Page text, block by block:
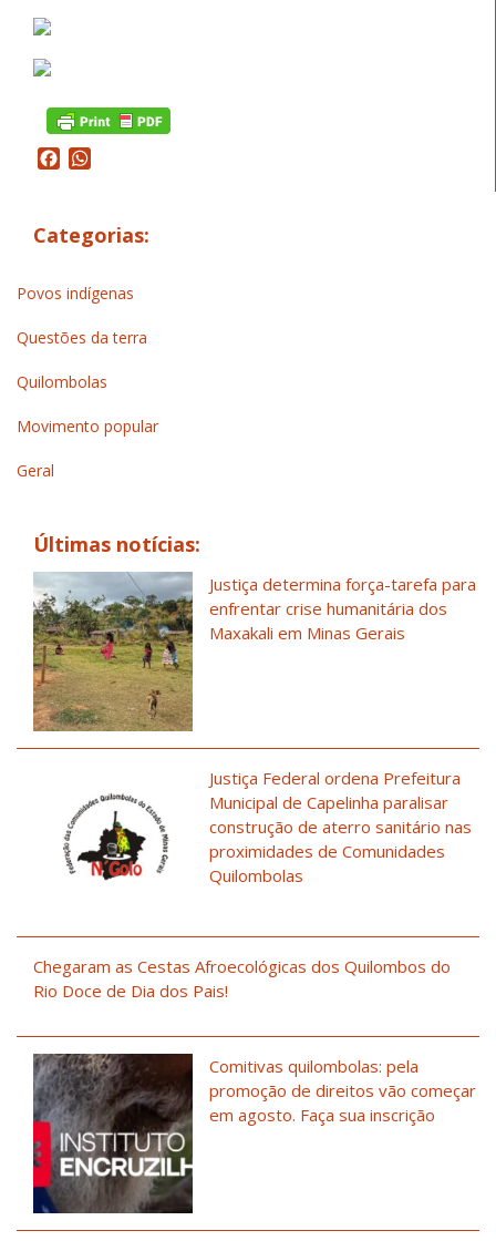
Facebook
Categorias:
Povos indígenas
Questões da terra
Quilombolas
Movimento popular
Geral
Últimas notícias:
Justiça determina força-tarefa para
enfrentar crise humanitária dos
Maxakali em Minas Gerais
Justiça Federal ordena Prefeitura
Municipal de Capelinha paralisar
construção de aterro sanitário nas
proximidades de Comunidades
Quilombolas
Chegaram as Cestas Afroecológicas dos Quilombos do
Rio Doce de Dia dos Pais!
Comitivas quilombolas: pela
promoção de direitos vão começar
em agosto. Faça sua inscrição